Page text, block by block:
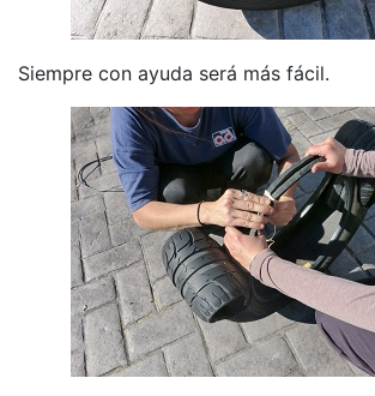
Siempre con ayuda será más fácil.